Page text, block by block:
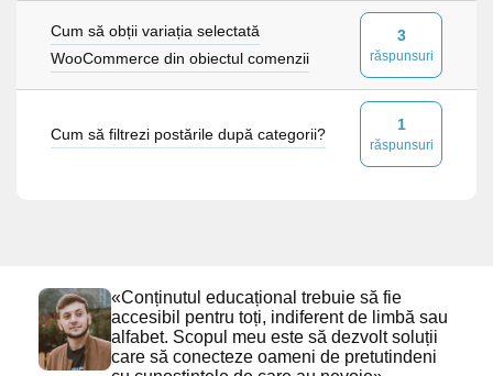
Cum să obții variația selectată
WooCommerce din obiectul comenzii
3
răspunsuri
Cum să filtrezi postările după categorii?
1
răspunsuri
«Conținutul educațional trebuie să fie
accesibil pentru toți, indiferent de limbă sau
alfabet. Scopul meu este să dezvolt soluții
care să conecteze oameni de pretutindeni